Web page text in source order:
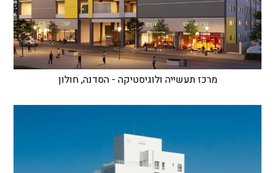
מרכז תעשייה ולוגיסטיקה - הסדנה, חולון